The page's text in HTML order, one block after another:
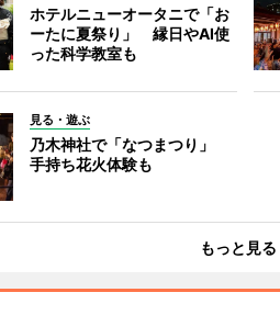
ホテルニューオータニで「お
ーたに夏祭り」 縁日やAI使
った科学教室も
見る・遊ぶ
乃木神社で「なつまつり」
手持ち花火体験も
もっと見る